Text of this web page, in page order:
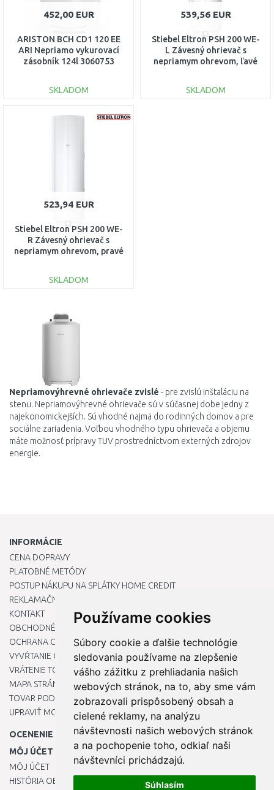
Používame cookies
Súbory cookie a ďalšie technológie
sledovania používame na zlepšenie
vášho zážitku z prehliadania našich
webových stránok, na to, aby sme vám
zobrazovali prispôsobený obsah a
cielené reklamy, na analýzu
návštevnosti našich webových stránok
a na pochopenie toho, odkiaľ naši
návštevníci prichádzajú.
Súhlasím
452,00 EUR
ARISTON BCH CD1 120 EE
ARI Nepriamo vykurovací
zásobník 124l 3060753
SKLADOM
DO KOŠÍKA
539,56 EUR
Stiebel Eltron PSH 200 WE-
L Závesný ohrievač s
nepriamym ohrevom, ľavé
SKLADOM
523,94 EUR
Stiebel Eltron PSH 200 WE-
R Závesný ohrievač s
nepriamym ohrevom, pravé
SKLADOM
Nepriamovýhrevné ohrievače zvislé - pre zvislú inštaláciu na
stenu. Nepriamovýhrevné ohrievače sú v súčasnej dobe jedny z
najekonomickejších. Sú vhodné najmä do rodinných domov a pre
sociálne zariadenia. Voľbou vhodného typu ohrievača a objemu
máte možnosť prípravyTUV prostredníctvom externých zdrojov
energie.
INFORMÁCIE
CENA DOPRAVY
PLATOBNÉ METÓDY
POSTUP NÁKUPU NA SPLÁTKY HOME CREDIT
REKLAMAČNÝ PORIADOK
KONTAKT
OBCHODNÉ PODMIENKY
OCHRANA OSOBNÝCH ÚDAJOV
VYVŔTANIE OTVORU DO DREZU PRE KUCHYNSKÚ BATÉRIU
VRÁTENIE TOVARU / REKLAMÁCIE
MAPA STRÁNOK
TOVAR PODĽA ZNAČIEK
UPRAVIŤ MOJE PREDVOĽBY COOKIES
OCENENIE
MÔJ ÚČET
MÔJ ÚČET
HISTÓRIA OBJEDNÁVOK